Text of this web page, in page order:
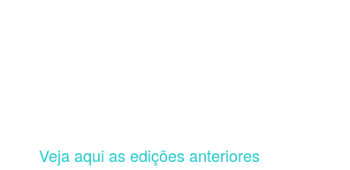
Veja aqui as edições anteriores